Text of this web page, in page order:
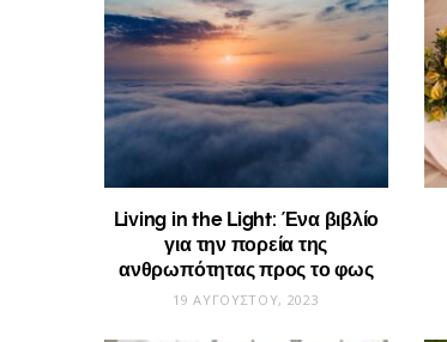
Living in the Light: Ένα βιβλίο
για την πορεία της
ανθρωπότητας προς το φως
19 ΑΥΓΟΎΣΤΟΥ, 2023